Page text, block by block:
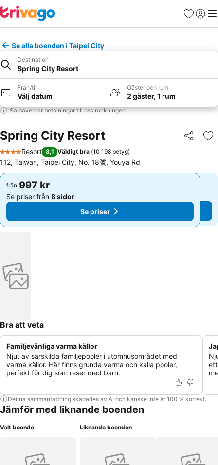
Favoriter
Logga
Se alla boenden i Taipei City
Destination
Spring City Resort
Från/till
Välj datum
Gäster och rum
2 gäster, 1 rum
Så påverkar betalningar till oss rankningen
Spring City Resort Dela
4 Stjärnor
Resort 8,1 Väldigt bra (10 198 betyg)
112, Taiwan, Taipei City, No. 18號, Youya Rd
från 997 kr
Se priser från 8 sidor
Se priser
från 997 kr
Se priser från 8 sidor
Se priser
Bra att veta
Familjevänliga varma källor
Njut av särskilda familjepooler i utomhusområdet med
varma källor. Här finns grunda varma och kalla pooler,
perfekt för dig som reser med barn.
Denna sammanfattning skapades av AI och kanske inte är 100 % korrekt.
Jämför med liknande boenden
Valt boende Liknande boenden